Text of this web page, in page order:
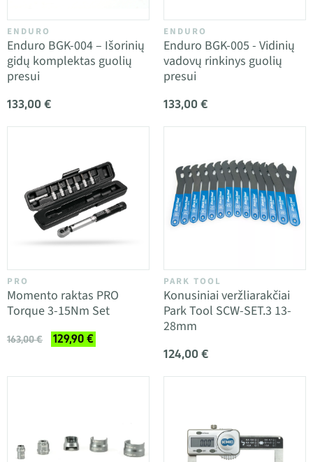
ENDURO
Enduro BGK-004 – Išorinių
gidų komplektas guolių
presui
133,00 €
ENDURO
Enduro BGK-005 - Vidinių
vadovų rinkinys guolių
presui
133,00 €
PRO
Momento raktas PRO
Torque 3-15Nm Set
163,00 € 129,90 €
PARK TOOL
Konusiniai veržliarakčiai
Park Tool SCW-SET.3 13-
28mm
124,00 €